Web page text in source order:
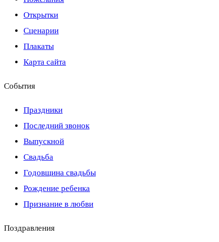
Открытки
Сценарии
Плакаты
Карта сайта
События
Праздники
Последний звонок
Выпускной
Свадьба
Годовщина свадьбы
Рождение ребенка
Признание в любви
Поздравления